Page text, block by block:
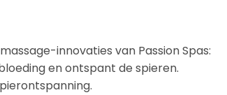
innovaties van Passion Spas:
en ontspant de spieren.